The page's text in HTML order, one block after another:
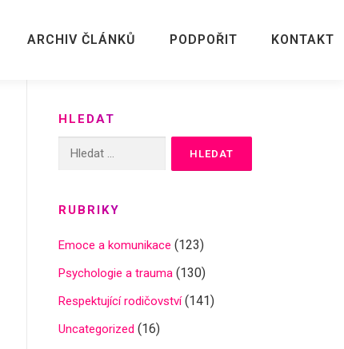
ARCHIV ČLÁNKŮ PODPOŘIT KONTAKT
HLEDAT
Vyhledávání
RUBRIKY
Emoce a komunikace (123)
Psychologie a trauma (130)
Respektující rodičovství(141)
Uncategorized (16)